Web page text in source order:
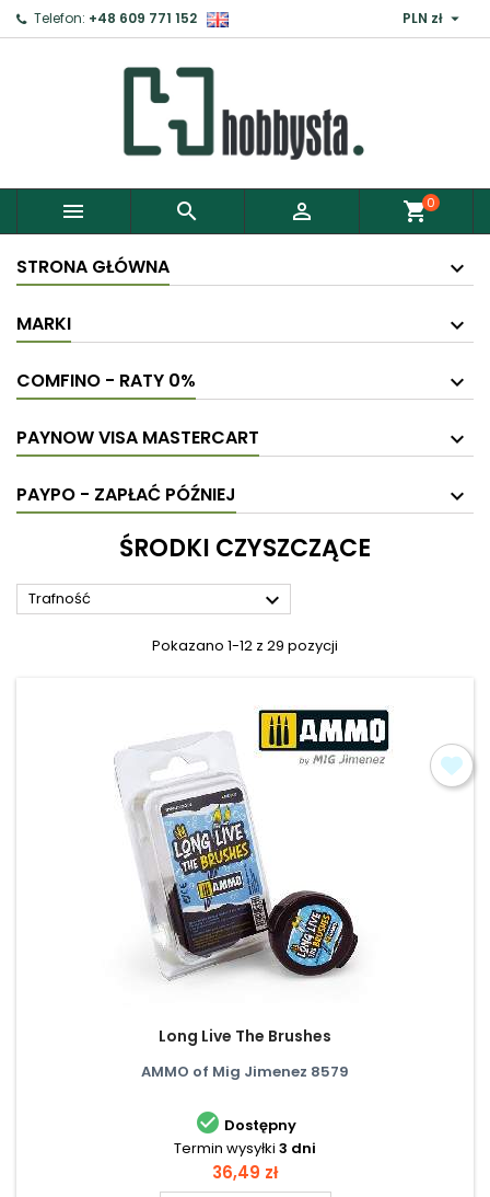
Telefon: +48 609 771 152 PLN zł 
   shopping_cart0
STRONA GŁÓWNA
MARKI
COMFINO - RATY 0%
PAYNOW VISA MASTERCART
PAYPO - ZAPŁAĆ PÓŹNIEJ
ŚRODKI CZYSZCZĄCE
Trafność 
Pokazano 1-12 z 29 pozycji
Long Live The Brushes
AMMO of Mig Jimenez 8579
 Dostępny
Termin wysyłki 3 dni
Cena
36,49 zł
Zaloguj ×
Aby zapisać produkty do Schowka, musisz się
Anuluj Zaloguj